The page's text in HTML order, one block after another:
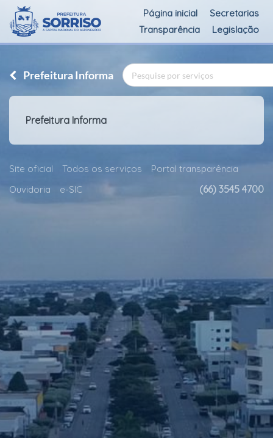
Página inicial
Secretarias
Transparência
Legislação
Prefeitura Informa
Prefeitura Informa
Site oficial Todos os serviços
Portal transparência
Ouvidoria
e-SIC (66) 3545 4700